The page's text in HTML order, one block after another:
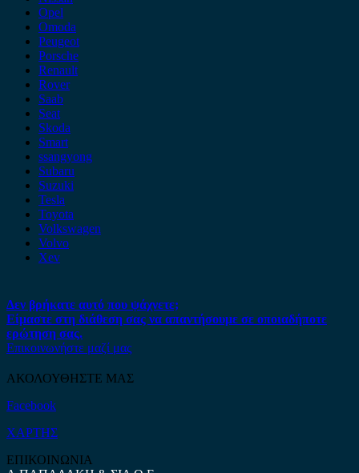
Opel
Omoda
Peugeot
Porsche
Renault
Rover
Saab
Seat
Skoda
Smart
ssangyong
Subaru
Suzuki
Tesla
Toyota
Volkswagen
Volvo
Xev
Δεν βρήκατε αυτό που ψάχνετε;
Είμαστε στη διάθεση σας να απαντήσουμε σε οποιαδήποτε
ερώτηση σας.
Επικοινωνήστε μαζί μας
ΑΚΟΛΟΥΘΗΣΤΕ ΜΑΣ
Facebook
ΧΑΡΤΗΣ
ΕΠΙΚΟΙΝΩΝΙΑ